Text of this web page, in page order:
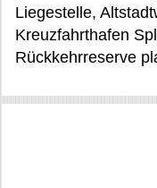
Liegestelle,
Kreuzfahrthafen
Rückkehrreserve